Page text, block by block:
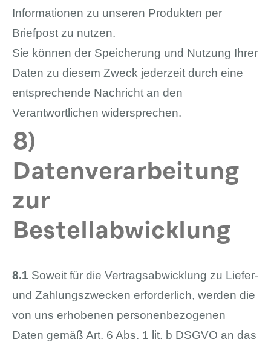
Informationen zu unseren Produkten per
Briefpost zu nutzen.
Sie können der Speicherung und Nutzung Ihrer
Daten zu diesem Zweck jederzeit durch eine
entsprechende Nachricht an den
Verantwortlichen widersprechen.
8)
Datenverarbeitung
zur
Bestellabwicklung
8.1 Soweit für die Vertragsabwicklung zu Liefer-
und Zahlungszwecken erforderlich, werden die
von uns erhobenen personenbezogenen
Daten gemäß Art. 6 Abs. 1 lit. b DSGVO an das